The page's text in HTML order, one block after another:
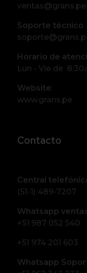
ventas@grans.pe
Soporte técnico
Horario de
Lun - Vie de
Website:
www.grans.pe
Contacto
Central
(51-1) 489-7207
Whatsapp
+51 987 052 540
+51 974 201 603
Whatsapp